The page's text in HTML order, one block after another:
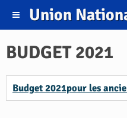
BUDGET 2021
Budget 2021pour les